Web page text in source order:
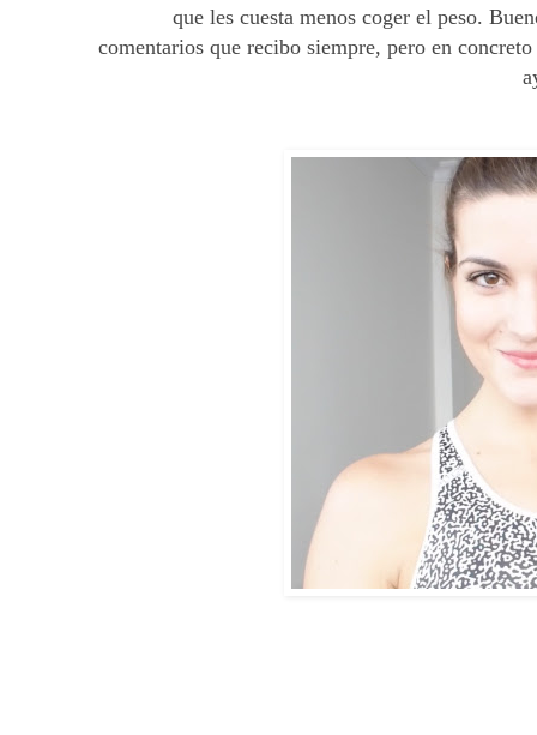
que les cuesta menos coger el peso.
comentarios que recibo siempre, pero en